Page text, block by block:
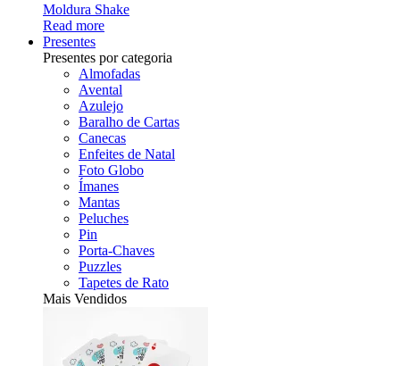
Moldura Shake
Read more
Presentes
Presentes por categoria
Almofadas
Avental
Azulejo
Baralho de Cartas
Canecas
Enfeites de Natal
Foto Globo
Ímanes
Mantas
Peluches
Pin
Porta-Chaves
Puzzles
Tapetes de Rato
Mais Vendidos